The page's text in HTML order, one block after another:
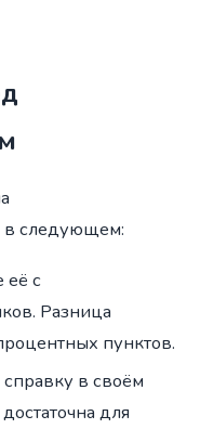
в следующем:
её с
Разница
пунктов.
в своём
для